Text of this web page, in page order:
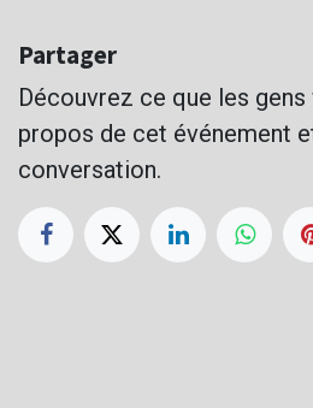
Partager
Découvrez ce que les
propos de cet événement
conversation.